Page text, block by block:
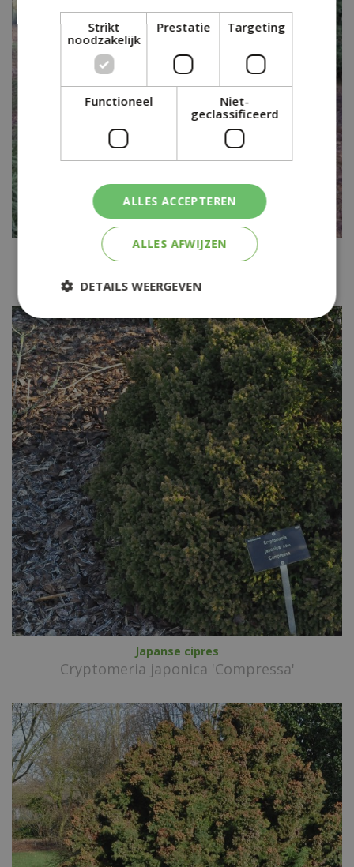
Japanse cipres
Japanse cipres
Cryptomeria japonica 'Compressa'
Strikt
noodzakelijk
Prestatie Targeting
Functioneel
Niet-
geclassificeerd
ALLES ACCEPTEREN
ALLES AFWIJZEN
DETAILS WEERGEVEN